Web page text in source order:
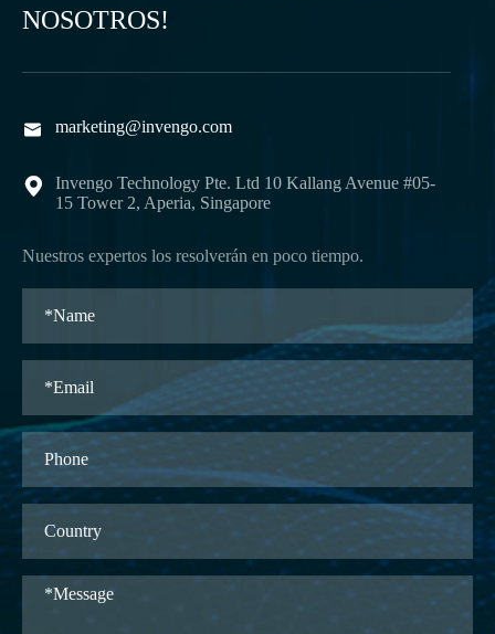
NOSOTROS!
 marketing@invengo.com

Invengo Technology Pte. Ltd 10 Kallang Avenue #05-
15 Tower 2, Aperia, Singapore
Nuestros expertos los resolverán en poco tiempo.